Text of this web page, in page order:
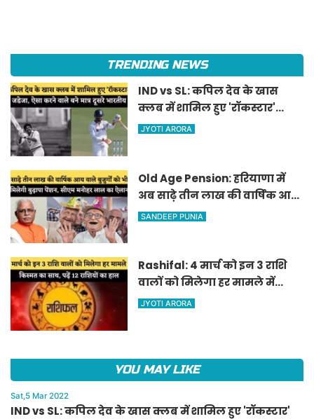
TRENDING NEWS
IND vs SL: कपिल देव के खास
क्लब में शामिल हुए 'रॉकस्टार'
जडेजा, ऐसा करने वाले बने मात्र
JYOTI ARORA
Old Age Pension: हरियाणा में
अब साढ़े तीन लाख की वार्षिक आय
वाले बुजुर्गों को भी मिलेगी बुढ़ापा
SANDEEP PUNIA
Rashifal: 4 मार्च को इन 3 राशि
वालों को मिलेगा हर मामले में
किस्मत का साथ, पढ़ें 12 राशियों का
JYOTI ARORA
YOU MAY LIKE
Sat,5 Mar 2022
IND vs SL: कपिल देव के खास क्लब में शामिल हुए 'रॉकस्टार'